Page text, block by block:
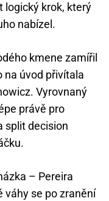
logický krok, který
nabízel.
kmene zamířil
na úvod přivítala
Vyrovnaný
právě pro
split decision
– Pereira
váhy se po zranění